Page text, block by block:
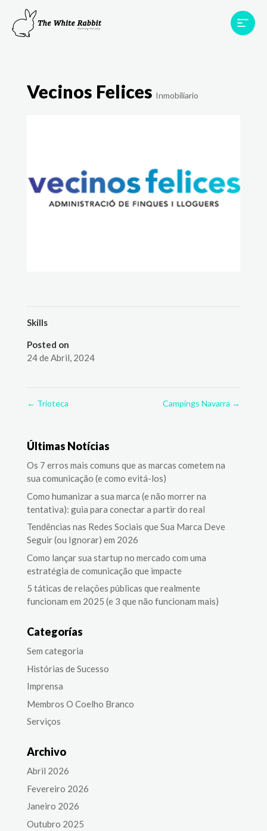
Projetos
Vecinos Felices Inmobiliario
Skills
Posted on
24 de Abril, 2024
← Trioteca Campings Navarra →
Últimas Notícias
Os 7 erros mais comuns que as marcas cometem na
sua comunicação (e como evitá-los)
Como humanizar a sua marca (e não morrer na
tentativa): guia para conectar a partir do real
Tendências nas Redes Sociais que Sua Marca Deve
Seguir (ou Ignorar) em 2026
Como lançar sua startup no mercado com uma
estratégia de comunicação que impacte
5 táticas de relações públicas que realmente
funcionam em 2025 (e 3 que não funcionam mais)
Categorías
Sem categoria
Histórias de Sucesso
Imprensa
Membros O Coelho Branco
Serviços
Archivo
Abril 2026
Fevereiro 2026
Janeiro 2026
Outubro 2025